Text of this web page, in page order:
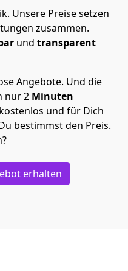
Unsere Preise setzen
zusammen.
und transparent
Angebote. Und die
nur2 Minuten
und für Dich
bestimmst den Preis.
erhalten